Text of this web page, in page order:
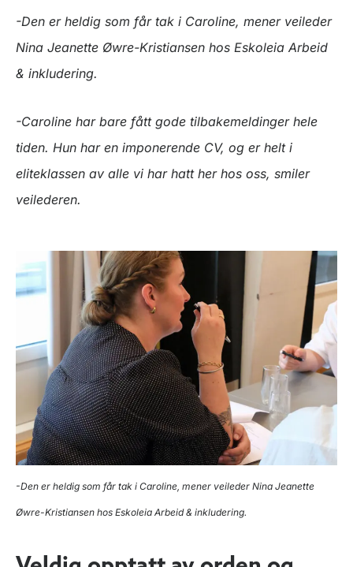
-Den er heldig som får tak i Caroline, mener veileder
Nina Jeanette Øwre-Kristiansen hos Eskoleia Arbeid
& inkludering.
-Caroline har bare fått gode tilbakemeldinger hele
tiden. Hun har en imponerende CV, og er helt i
eliteklassen av alle vi har hatt her hos oss, smiler
veilederen.
-Den er heldig som får tak i Caroline, mener veileder Nina Jeanette
Øwre-Kristiansen hos Eskoleia Arbeid & inkludering.